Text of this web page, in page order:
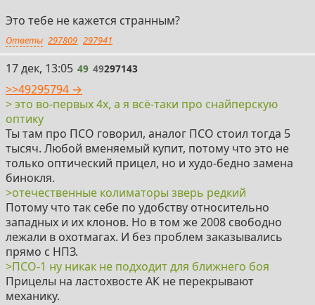
Это тебе не кажется странным?
Ответы 297809 297941
49
17 дек, 13:05 49 49297143
>>49295794 →
> это во-первых 4x, а я всё-таки про снайперскую
оптику
Ты там про ПСО говорил, аналог ПСО стоил тогда 5
тысяч. Любой вменяемый купит, потому что это не
только оптический прицел, но и худо-бедно замена
бинокля.
>отечественные колиматоры зверь редкий
Потому что так себе по удобству относительно
западных и их клонов. Но в том же 2008 свободно
лежали в охотмагах. И без проблем заказывались
прямо с НПЗ.
>ПСО-1 ну никак не подходит для ближнего боя
Прицелы на ластохвосте АК не перекрывают
механику.